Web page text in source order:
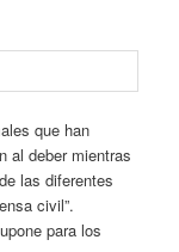
que han
al deber mientras
las diferentes
civil”.
para los